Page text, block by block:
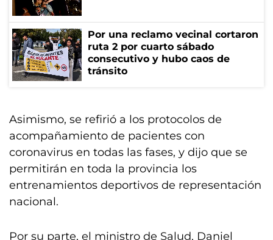
Por una reclamo vecinal cortaron
ruta 2 por cuarto sábado
consecutivo y hubo caos de
tránsito
Asimismo, se refirió a los protocolos de
acompañamiento de pacientes con
coronavirus en todas las fases, y dijo que se
permitirán en toda la provincia los
entrenamientos deportivos de representación
nacional.
Por su parte, el ministro de Salud, Daniel